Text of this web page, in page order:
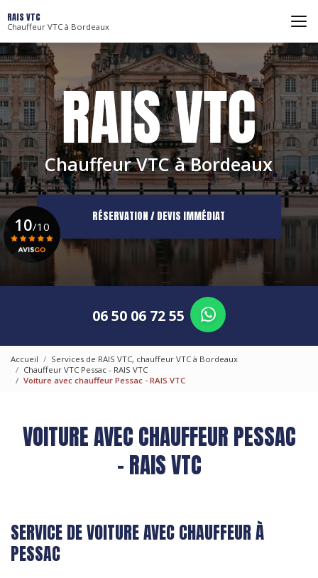
au
contenu
principal
RAIS VTC
Chauffeur VTC à Bordeaux
Chauffeur VTC à Bordeaux
RÉSERVATION / DEVIS IMMÉDIAT
06 50 06 72 55
10/10
Accueil
Services de RAIS VTC, chauffeur VTC à Bordeaux
Chauffeur VTC Pessac - RAIS VTC
Voiture avec chauffeur Pessac - RAIS VTC
VOITURE AVEC CHAUFFEUR PESSAC
- RAIS VTC
SERVICE DE VOITURE AVEC CHAUFFEUR À
PESSAC